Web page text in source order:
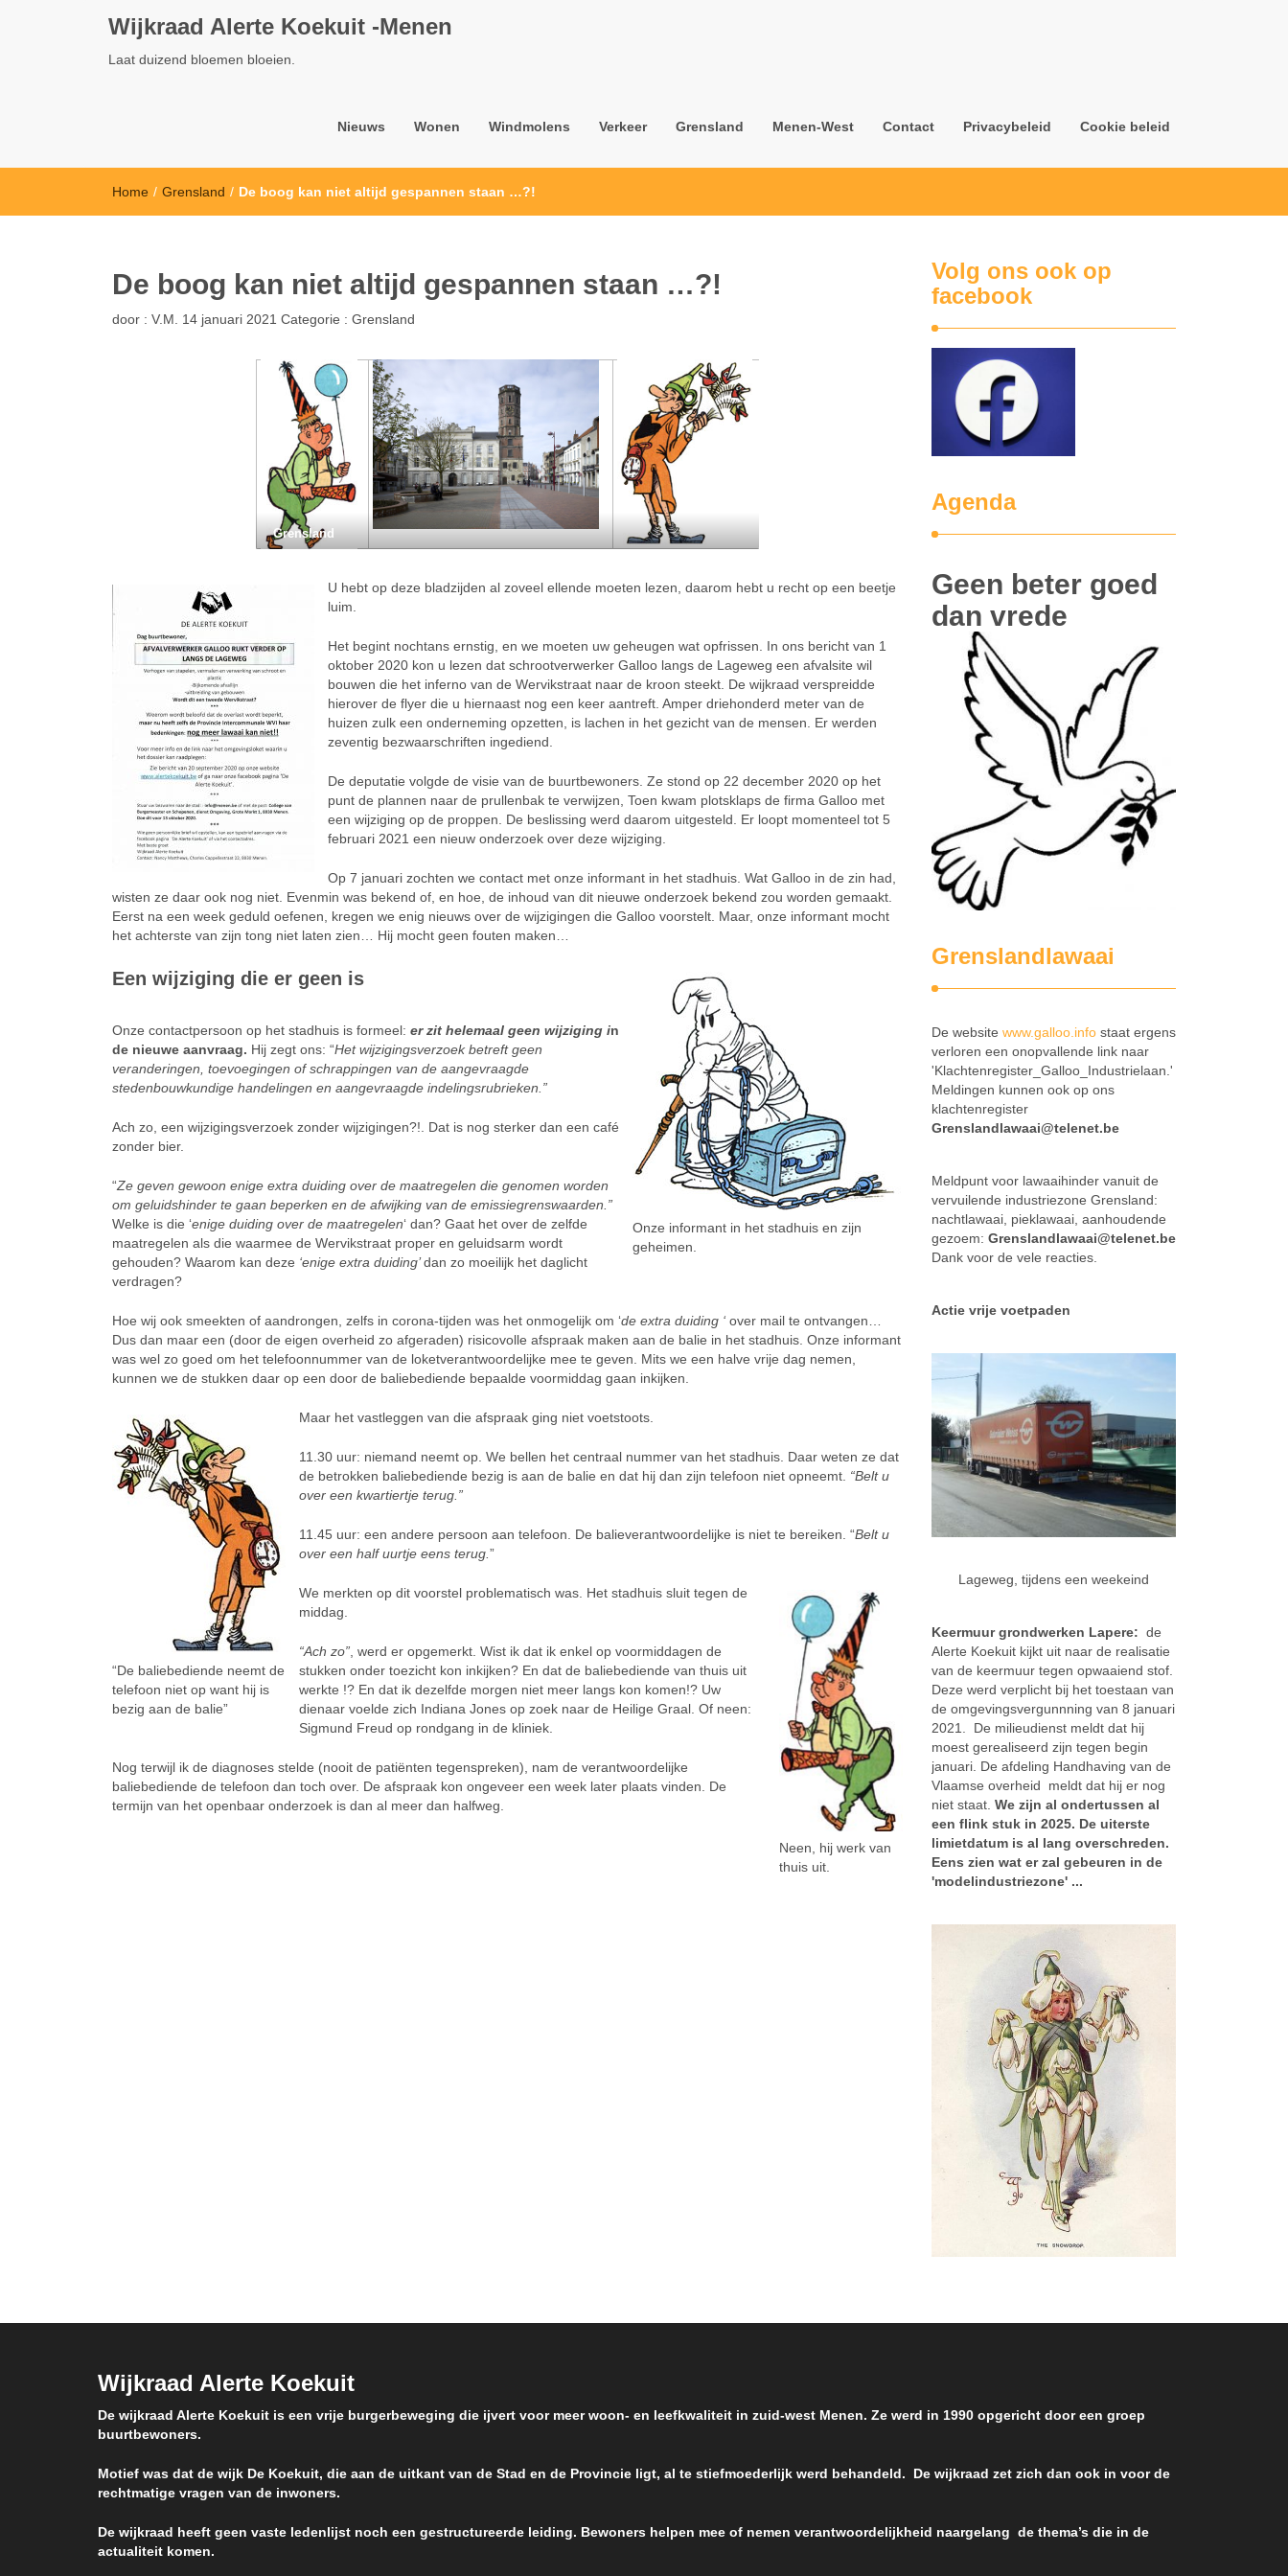
Wijkraad Alerte Koekuit -Menen
Laat duizend bloemen bloeien.
Nieuws Wonen Windmolens Verkeer Grensland Menen-West Contact Privacybeleid Cookie beleid
Home / Grensland / De boog kan niet altijd gespannen staan …?!
De boog kan niet altijd gespannen staan …?!
door : V.M. 14 januari 2021 Categorie : Grensland
Grensland
U hebt op deze bladzijden al zoveel ellende moeten lezen, daarom hebt u recht op een beetje
luim.
Het begint nochtans ernstig, en we moeten uw geheugen wat opfrissen. In ons bericht van 1
oktober 2020 kon u lezen dat schrootverwerker Galloo langs de Lageweg een afvalsite wil
bouwen die het inferno van de Wervikstraat naar de kroon steekt. De wijkraad verspreidde
hierover de flyer die u hiernaast nog een keer aantreft. Amper driehonderd meter van de
huizen zulk een onderneming opzetten, is lachen in het gezicht van de mensen. Er werden
zeventig bezwaarschriften ingediend.
De deputatie volgde de visie van de buurtbewoners. Ze stond op 22 december 2020 op het
punt de plannen naar de prullenbak te verwijzen, Toen kwam plotsklaps de firma Galloo met
een wijziging op de proppen. De beslissing werd daarom uitgesteld. Er loopt momenteel tot 5
februari 2021 een nieuw onderzoek over deze wijziging.
Op 7 januari zochten we contact met onze informant in het stadhuis. Wat Galloo in de zin had,
wisten ze daar ook nog niet. Evenmin was bekend of, en hoe, de inhoud van dit nieuwe onderzoek bekend zou worden gemaakt.
Eerst na een week geduld oefenen, kregen we enig nieuws over de wijzigingen die Galloo voorstelt. Maar, onze informant mocht
het achterste van zijn tong niet laten zien… Hij mocht geen fouten maken…
Onze informant in het stadhuis en zijn
geheimen.
Een wijziging die er geen is
Onze contactpersoon op het stadhuis is formeel: er zit helemaal geen wijziging in
de nieuwe aanvraag. Hij zegt ons: “Het wijzigingsverzoek betreft geen
veranderingen, toevoegingen of schrappingen van de aangevraagde
stedenbouwkundige handelingen en aangevraagde indelingsrubrieken.”
Ach zo, een wijzigingsverzoek zonder wijzigingen?!. Dat is nog sterker dan een café
zonder bier.
“Ze geven gewoon enige extra duiding over de maatregelen die genomen worden
om geluidshinder te gaan beperken en de afwijking van de emissiegrenswaarden.”
Welke is die ‘enige duiding over de maatregelen‘ dan? Gaat het over de zelfde
maatregelen als die waarmee de Wervikstraat proper en geluidsarm wordt
gehouden? Waarom kan deze ‘enige extra duiding’dan zo moeilijk het daglicht
verdragen?
Hoe wij ook smeekten of aandrongen, zelfs in corona-tijden was het onmogelijk om ‘de extra duiding ‘ over mail te ontvangen…
Dus dan maar een (door de eigen overheid zo afgeraden) risicovolle afspraak maken aan de balie in het stadhuis. Onze informant
was wel zo goed om het telefoonnummer van de loketverantwoordelijke mee te geven. Mits we een halve vrije dag nemen,
kunnen we de stukken daar op een door de baliebediende bepaalde voormiddag gaan inkijken.
“De baliebediende neemt de
telefoon niet op want hij is
bezig aan de balie”
Maar het vastleggen van die afspraak ging niet voetstoots.
11.30 uur: niemand neemt op. We bellen het centraal nummer van het stadhuis. Daar weten ze dat
de betrokken baliebediende bezig is aan de balie en dat hij dan zijn telefoon niet opneemt. “Belt u
over een kwartiertje terug.”
11.45 uur: een andere persoon aan telefoon. De balieverantwoordelijke is niet te bereiken. “Belt u
over een half uurtje eens terug. ”
Neen, hij werk van
thuis uit.
We merkten op dit voorstel problematisch was. Het stadhuis sluit tegen de
middag.
“Ach zo” , werd er opgemerkt. Wist ik dat ik enkel op voormiddagen de
stukken onder toezicht kon inkijken? En dat de baliebediende van thuis uit
werkte !? En dat ik dezelfde morgen niet meer langs kon komen!? Uw
dienaar voelde zich Indiana Jones op zoek naar de Heilige Graal. Of neen:
Sigmund Freud op rondgang in de kliniek.
Nog terwijl ik de diagnoses stelde (nooit de patiënten tegenspreken), nam de verantwoordelijke
baliebediende de telefoon dan toch over. De afspraak kon ongeveer een week later plaats vinden. De
termijn van het openbaar onderzoek is dan al meer dan halfweg.
Volg ons ook op
facebook
Agenda
Geen beter goed
dan vrede
Grenslandlawaai
De website www.galloo.info staat ergens
verloren een onopvallende link naar
'Klachtenregister_Galloo_Industrielaan.'
Meldingen kunnen ook op ons
klachtenregister
Grenslandlawaai@telenet.be
Meldpunt voor lawaaihinder vanuit de
vervuilende industriezone Grensland:
nachtlawaai, pieklawaai, aanhoudende
gezoem: Grenslandlawaai@telenet.be
Dank voor de vele reacties.
Actie vrije voetpaden
Lageweg, tijdens een weekeind
Keermuur grondwerken Lapere: de
Alerte Koekuit kijkt uit naar de realisatie
van de keermuur tegen opwaaiend stof.
Deze werd verplicht bij het toestaan van
de omgevingsvergunnning van 8 januari
2021. De milieudienst meldt dat hij
moest gerealiseerd zijn tegen begin
januari. De afdeling Handhaving van de
Vlaamse overheid meldt dat hij er nog
niet staat. We zijn al ondertussen al
een flink stuk in 2025. De uiterste
limietdatum is al lang overschreden.
Eens zien wat er zal gebeuren in de
'modelindustriezone' ...
Wijkraad Alerte Koekuit
De wijkraad Alerte Koekuit is een vrije burgerbeweging die ijvert voor meer woon- en leefkwaliteit in zuid-west Menen. Ze werd in 1990 opgericht door een groep
buurtbewoners.
Motief was dat de wijk De Koekuit, die aan de uitkant van de Stad en de Provincie ligt, al te stiefmoederlijk werd behandeld. De wijkraad zet zich dan ook in voor de
rechtmatige vragen van de inwoners.
De wijkraad heeft geen vaste ledenlijst noch een gestructureerde leiding. Bewoners helpen mee of nemen verantwoordelijkheid naargelang de thema’s die in de
actualiteit komen.